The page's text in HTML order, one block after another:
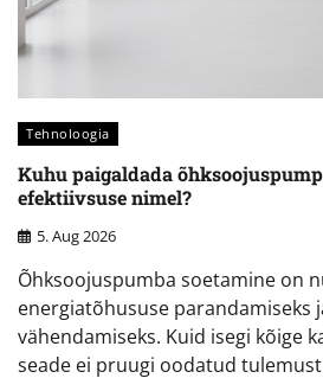
Tehnoloogia
Kuhu paigaldada
efektiivsuse nimel?
5. Aug 2026
Õhksoojuspumba soetamine on
energiatõhususe parandamiseks
vähendamiseks. Kuid isegi kõige
seade ei pruugi oodatud